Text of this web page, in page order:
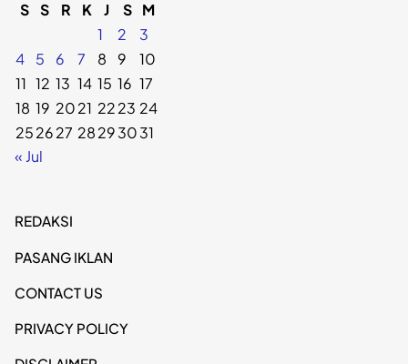
S S R K J S M
1
2
3
4
5 6 7 8 9
10
11 12 13 14 15 16 17
18 19 2021 2223 24
252627 28293031
« Jul
REDAKSI
PASANG IKLAN
CONTACT US
PRIVACY POLICY